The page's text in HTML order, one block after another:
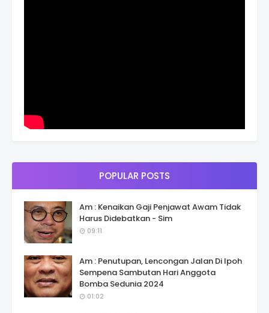
POPULAR POSTS
Am : Kenaikan Gaji Penjawat Awam Tidak
Harus Didebatkan - Sim
09:11
Am : Penutupan, Lencongan Jalan Di Ipoh
Sempena Sambutan Hari Anggota
Bomba Sedunia 2024
01:02